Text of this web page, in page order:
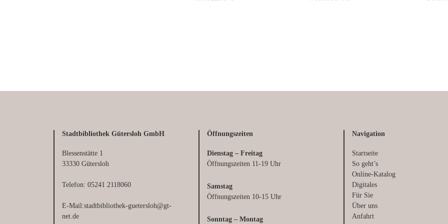
Stadtbibliothek Gütersloh GmbH
Blessenstätte 1
33330 Gütersloh
Telefon: 05241 2118060
E-Mail:stadtbibliothek-guetersloh@gt-
net.de
Öffnungszeiten
Dienstag – Freitag
Öffnungszeiten 11-19 Uhr
Samstag
Öffnungszeiten 10-15 Uhr
Sonntag – Montag
Navigation
Startseite
So geht’s
Online-Katalog
Digitales
Für Sie
Über uns
Anfahrt